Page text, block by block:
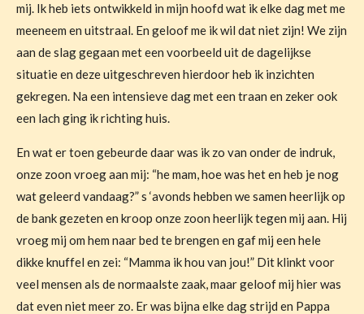
mij. Ik heb iets ontwikkeld in mijn hoofd wat ik elke dag met me
meeneem en uitstraal. En geloof me ik wil dat niet zijn! We zijn
aan de slag gegaan met een voorbeeld uit de dagelijkse
situatie en deze uitgeschreven hierdoor heb ik inzichten
gekregen. Na een intensieve dag met een traan en zeker ook
een lach ging ik richting huis.
En wat er toen gebeurde daar was ik zo van onder de indruk,
onze zoon vroeg aan mij: “he mam, hoe was het en heb je nog
wat geleerd vandaag?” s ‘avonds hebben we samen heerlijk op
de bank gezeten en kroop onze zoon heerlijk tegen mij aan. Hij
vroeg mij om hem naar bed te brengen en gaf mij een hele
dikke knuffel en zei: “Mamma ik hou van jou!” Dit klinkt voor
veel mensen als de normaalste zaak, maar geloof mij hier was
dat even niet meer zo. Er was bijna elke dag strijd en Pappa